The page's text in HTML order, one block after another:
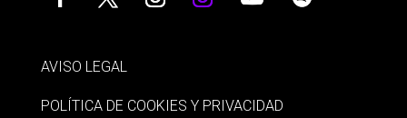
AVISO LEGAL
POLÍTICA DE COOKIES Y PRIVACIDAD